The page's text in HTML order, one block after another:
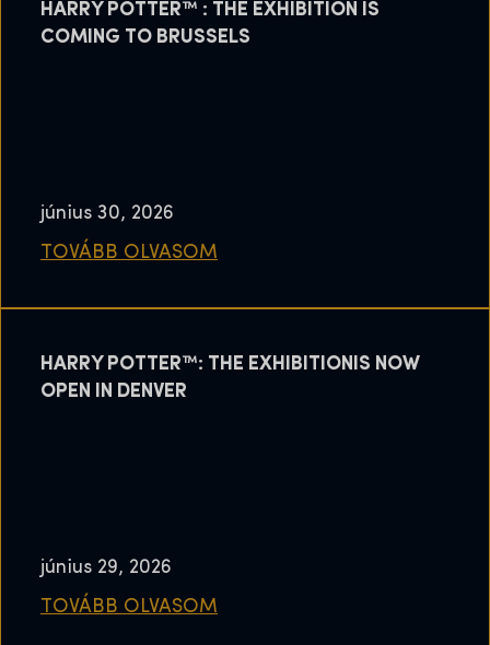
HARRY POTTER™ : THE EXHIBITION IS
COMING TO BRUSSELS
június 30, 2026
TOVÁBB OLVASOM
HARRY POTTER™: THE EXHIBITIONIS NOW
OPEN IN DENVER
június 29, 2026
TOVÁBB OLVASOM